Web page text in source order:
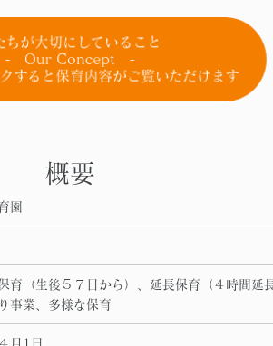
ちが大切にしていること
- Our Concept -
すると保育内容がご覧いただけます
概要
園
育（生後５７日から）、延長保育（４時間延
事業、多様な保育
月1日